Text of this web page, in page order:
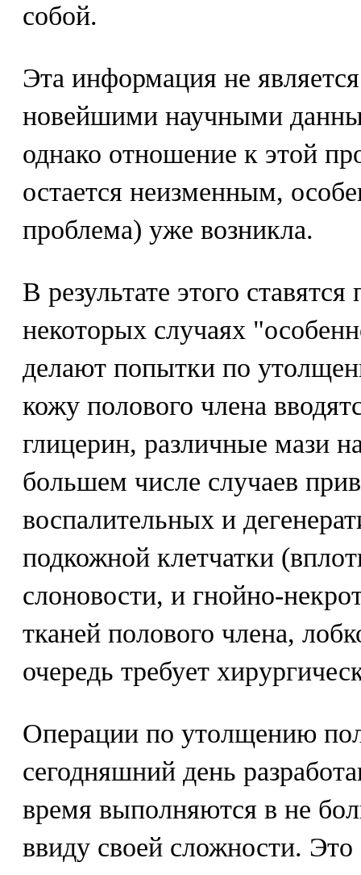
собой.
Эта информация не
новейшими научными
однако отношение к этой
остается неизменным,
проблема) уже возникла.
В результате этого
некоторых случаях
делают попытки по
кожу полового члена
глицерин, различные мази
большем числе случаев
воспалительных и
подкожной клетчатки
слоновости, и гнойно-
тканей полового члена,
очередь требует
Операции по утолщению
сегодняшний день
время выполняются в не
ввиду своей сложности.